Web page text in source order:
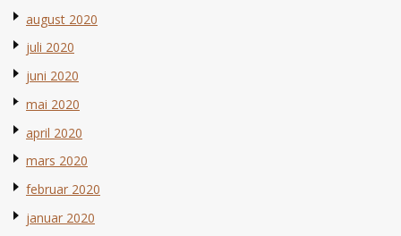
august 2020
juli 2020
juni 2020
mai 2020
april 2020
mars 2020
februar 2020
januar 2020